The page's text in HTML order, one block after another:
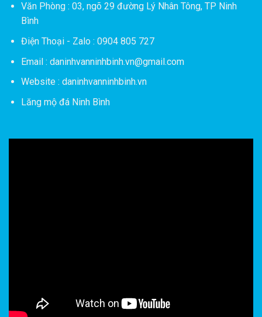
Văn Phòng : 03, ngõ 29 đường Lý Nhân Tông, TP Ninh
Bình
Điện Thoại - Zalo : 0904 805 727
Email : daninhvanninhbinh.vn@gmail.com
Website : daninhvanninhbinh.vn
Lăng mộ đá Ninh Bình